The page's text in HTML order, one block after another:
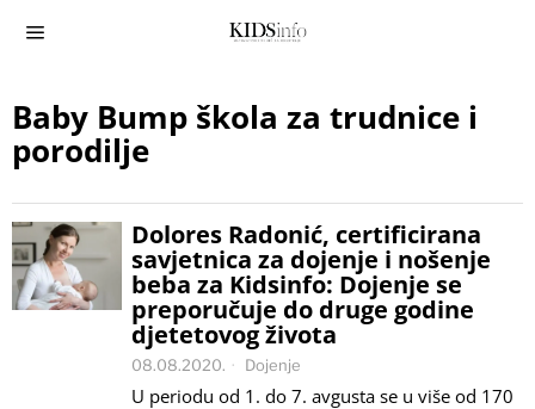
Baby Bump škola za trudnice i
porodilje
Dolores Radonić, certificirana
savjetnica za dojenje i nošenje
beba za Kidsinfo: Dojenje se
preporučuje do druge godine
djetetovog života
08.08.2020. Dojenje
U periodu od 1. do 7. avgusta se u više od 170